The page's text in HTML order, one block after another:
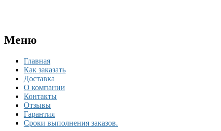
Меню
Главная
Как заказать
Доставка
О компании
Контакты
Отзывы
Гарантия
Сроки выполнения заказов.